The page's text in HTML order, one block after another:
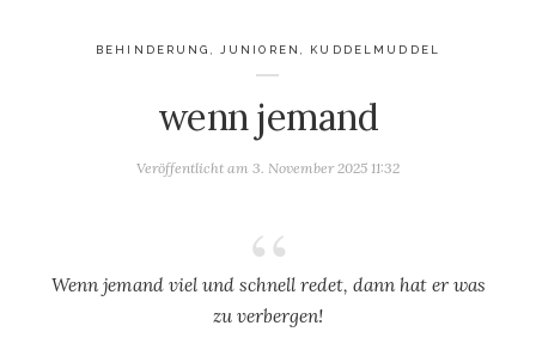
BEHINDERUNG JUNIOREN KUDDELMUDDEL
wenn jemand
Veröffentlicht am 3. November 2025 11:32
Wenn jemand viel und schnell redet, dann hat er was
zu verbergen!